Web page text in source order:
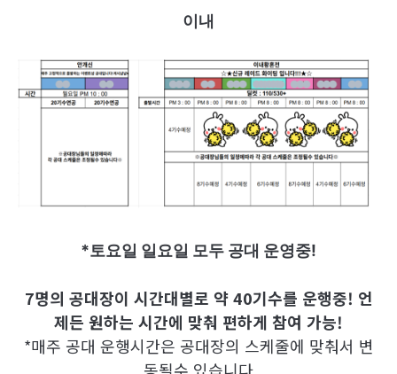
이내
*토요일 일요일 모두 공대 운영중!
7명의 공대장이 시간대별로 약 40기수를 운행중! 언
제든 원하는 시간에 맞춰 편하게 참여 가능!
*매주 공대 운행시간은 공대장의 스케줄에 맞춰서 변